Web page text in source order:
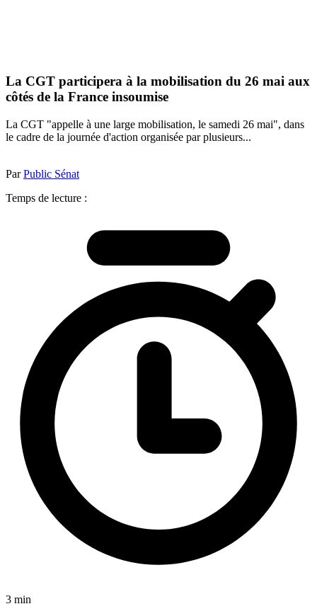
La CGT participera à la mobilisation du 26 mai aux
côtés de la France insoumise
La CGT "appelle à une large mobilisation, le samedi 26 mai", dans
le cadre de la journée d'action organisée par plusieurs...
ParPublic Sénat
Temps de lecture :
3 min